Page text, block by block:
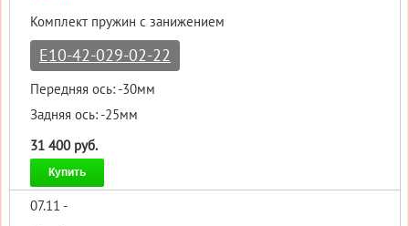
Комплект пружин с занижением
E10-42-029-02-22
Передняя ось: -30мм
Задняя ось: -25мм
31 400 руб.
Купить
07.11 -